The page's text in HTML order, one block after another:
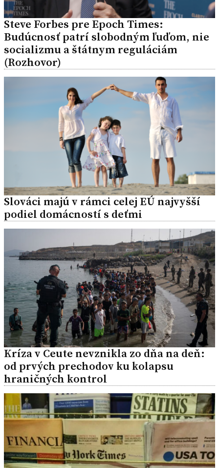
Steve Forbes pre Epoch Times:
Budúcnosť patrí slobodným ľuďom, nie
socializmu a štátnym reguláciám
(Rozhovor)
Slováci majú v rámci celej EÚ najvyšší
podiel domácností s deťmi
Kríza v Ceute nevznikla zo dňa na deň:
od prvých prechodov ku kolapsu
hraničných kontrol